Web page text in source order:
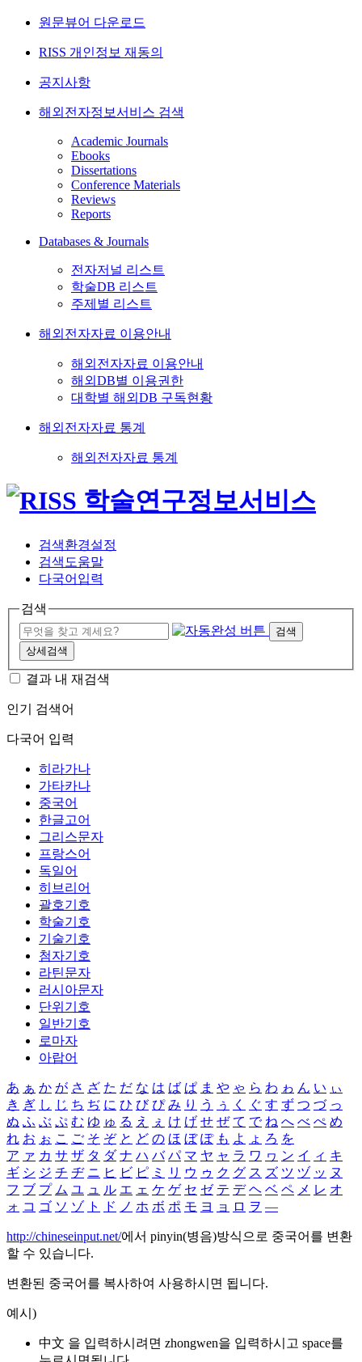
원문뷰어 다운로드
RISS 개인정보 재동의
공지사항
해외전자정보서비스 검색
Academic Journals
Ebooks
Dissertations
Conference Materials
Reviews
Reports
Databases & Journals
전자저널 리스트
학술DB 리스트
주제별 리스트
해외전자자료 이용안내
해외전자자료 이용안내
해외DB별 이용권한
대학별 해외DB 구독현황
해외전자자료 통계
해외전자자료 통계
검색환경설정
검색도움말
다국어입력
검색
검색
상세검색
결과 내 재검색
인기 검색어
다국어 입력
히라가나
가타카나
중국어
한글고어
그리스문자
프랑스어
독일어
히브리어
괄호기호
학술기호
기술기호
첨자기호
라틴문자
러시아문자
단위기호
일반기호
로마자
아랍어
あ ぁ か が さ ざ た だ な は ば ぱ ま や ゃ ら わ ゎ ん い ぃ
き ぎ し じ ち ぢ に ひ び ぴ み り う ぅ く ぐ す ず つ づ っ
ぬ ふ ぶ ぷ む ゆ ゅ る え ぇ け げ せ ぜ て で ね へ べ ぺ め
れ お ぉ こ ご そ ぞ と ど の ほ ぼ ぽ も よ ょ ろ を
ア ァ カ サ ザ タ ダ ナ ハ バ パ マ ヤ ャ ラ ワ ヮ ン イ ィ キ
ギ シ ジ チ ヂ ニ ヒ ビ ピ ミ リ ウ ゥ ク グ ス ズ ツ ヅ ッ ヌ
フ ブ プ ム ユ ュ ル エ ェ ケ ゲ セ ゼ テ デ ヘ ベ ペ メ レ オ
ォ コ ゴ ソ ゾ ト ド ノ ホ ボ ポ モ ヨ ョ ロ ヲ ―
http://chineseinput.net/에서 pinyin(병음)방식으로 중국어를 변환
할 수 있습니다.
변환된 중국어를 복사하여 사용하시면 됩니다.
예시)
中文 을 입력하시려면 zhongwen을 입력하시고 space를